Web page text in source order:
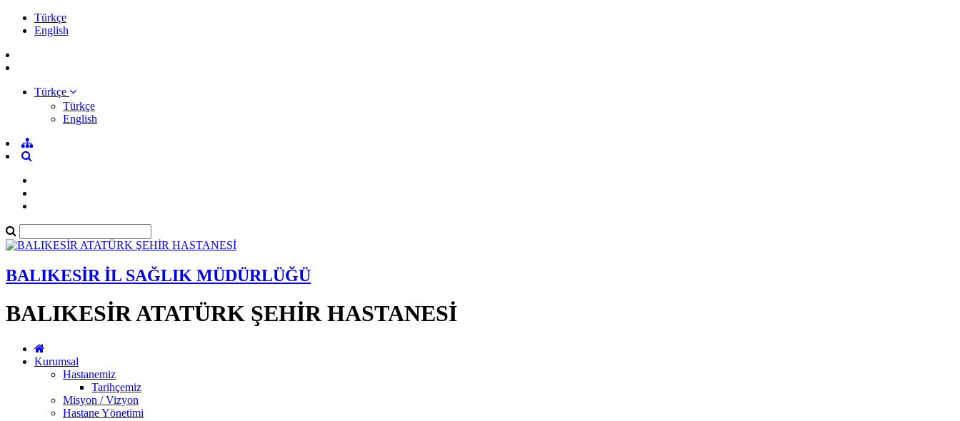
Türkçe
English
Türkçe
Türkçe
English
BALIKESİR İL SAĞLIK MÜDÜRLÜĞÜ
BALIKESİR ATATÜRK ŞEHİR HASTANESİ
Kurumsal
Hastanemiz
Tarihçemiz
Misyon / Vizyon
Hastane Yönetimi